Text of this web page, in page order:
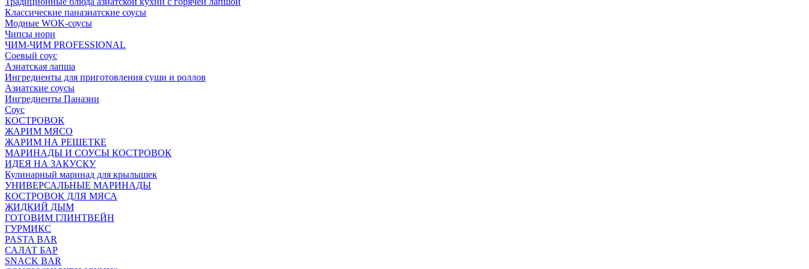
Классические паназиатские соусы
Модные WOK-соусы
Чипсы нори
ЧИМ-ЧИМ PROFESSIONAL
Соевый соус
Азиатская лапша
Ингредиенты для приготовления суши и роллов
Азиатские соусы
Ингредиенты Паназии
Соус
КОСТРОВОК
ЖАРИМ МЯСО
ЖАРИМ НА РЕШЕТКЕ
МАРИНАДЫ И СОУСЫ КОСТРОВОК
ИДЕЯ НА ЗАКУСКУ
Кулинарный маринад для крылышек
УНИВЕРСАЛЬНЫЕ МАРИНАДЫ
КОСТРОВОК ДЛЯ МЯСА
ЖИДКИЙ ДЫМ
ГОТОВИМ ГЛИНТВЕЙН
ГУРМИКС
PASTA BAR
САЛАТ БАР
SNACK BAR